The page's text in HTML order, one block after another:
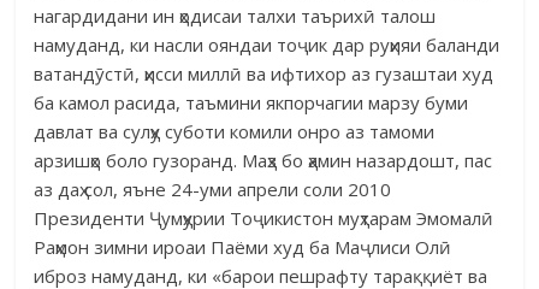
нагардидани ин ҳодисаи талхи таърихӣ талош
намуданд, ки насли ояндаи тоҷик дар руҳияи баланди
ватандӯстӣ, ҳисси миллӣ ва ифтихор аз гузаштаи худ
ба камол расида, таъмини якпорчагии марзу буми
давлат ва сулҳу суботи комили онро аз тамоми
арзишҳо боло гузоранд. Маҳз бо ҳамин назардошт, пас
аз даҳ сол, яъне 24-уми апрели соли 2010
Президенти Ҷумҳурии Тоҷикистон муҳтарам Эмомалӣ
Раҳмон зимни ироаи Паёми худ ба Маҷлиси Олӣ
иброз намуданд, ки «барои пешрафту тараққиёт ва